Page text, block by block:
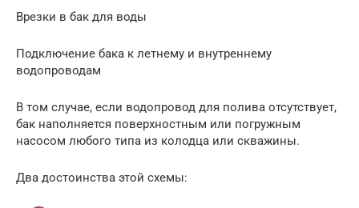
Врезки в бак для воды
Подключение бака к летнему и внутреннему
водопроводам
В том случае, если водопровод для полива отсутствует,
бак наполняется поверхностным или погружным
насосом любого типа из колодца или скважины.
Два достоинства этой схемы: